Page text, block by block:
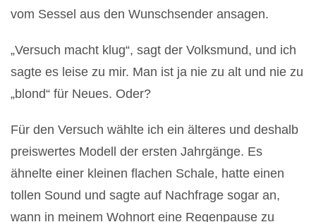
vom Sessel aus den Wunschsender ansagen.
„Versuch macht klug“, sagt der Volksmund, und ich
sagte es leise zu mir. Man ist ja nie zu alt und nie zu
„blond“ für Neues. Oder?
Für den Versuch wählte ich ein älteres und deshalb
preiswertes Modell der ersten Jahrgänge. Es
ähnelte einer kleinen flachen Schale, hatte einen
tollen Sound und sagte auf Nachfrage sogar an,
wann in meinem Wohnort eine Regenpause zu